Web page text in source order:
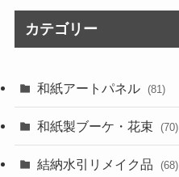
カテゴリー
和紙アートパネル (81)
和紙製ブーケ・花束 (70)
結納水引リメイク品 (68)